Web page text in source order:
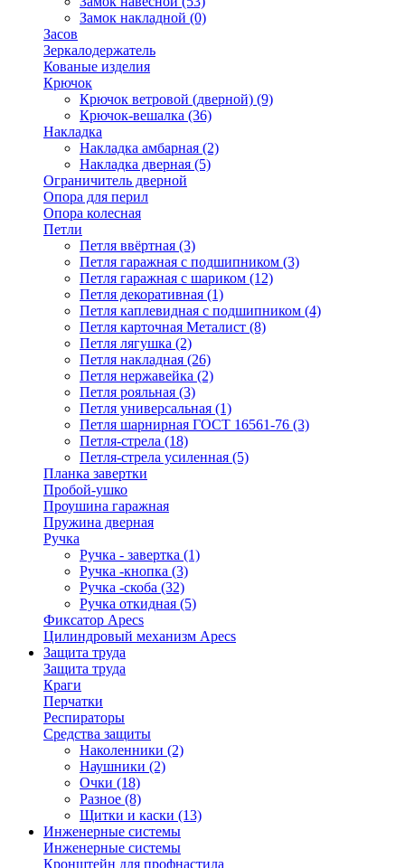
Замок накладной (0)
Засов
Зеркалодержатель
Кованые изделия
Крючок
Крючок ветровой (дверной) (9)
Крючок-вешалка (36)
Накладка
Накладка амбарная (2)
Накладка дверная (5)
Ограничитель дверной
Опора для перил
Опора колесная
Петли
Петля ввёртная (3)
Петля гаражная с подшипником (3)
Петля гаражная с шариком (12)
Петля декоративная (1)
Петля каплевидная с подшипником (4)
Петля карточная Металист (8)
Петля лягушка (2)
Петля накладная (26)
Петля нержавейка (2)
Петля рояльная (3)
Петля универсальная (1)
Петля шарнирная ГОСТ 16561-76 (3)
Петля-стрела (18)
Петля-стрела усиленная (5)
Планка завертки
Пробой-ушко
Проушина гаражная
Пружина дверная
Ручка
Ручка - завертка (1)
Ручка -кнопка (3)
Ручка -скоба (32)
Ручка откидная (5)
Фиксатор Apecs
Цилиндровый механизм Apecs
Защита труда
Защита труда
Краги
Перчатки
Респираторы
Средства защиты
Наколенники (2)
Наушники (2)
Очки (18)
Разное (8)
Щитки и каски (13)
Инженерные системы
Инженерные системы
Кронштейн для профнастила